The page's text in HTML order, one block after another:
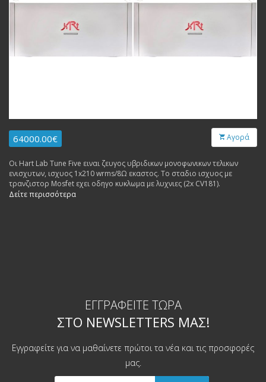
64000.00€ Αγορά
Οι Hart Lab Tune Five ειναι ζευγος υβριδικων μονοφωνικων τελικων
ενισχυτων, ισχυος 1x210 wrms/8Ω εκαστος. Το σταδιο ισχυος με
τρανζιστορ Mosfet εχει οδηγο κυκλωμα με λυχνιες (2x CV181).
Δείτε περισσότερα
ΕΓΓΡΑΦΕΊΤΕ ΤΏΡΑ
ΣΤΟ NEWSLETTERS ΜΑΣ!
Εγγραφείτε για να μαθαίνετε πρώτοι τα νέα και τις προσφορές
μας.